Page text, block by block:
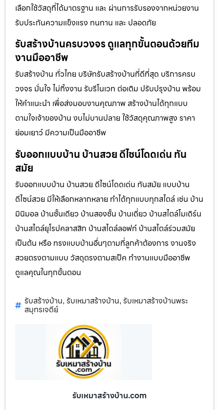
เลือกใช้วัสดุที่ได้มาตรฐาน และ ผ่านการรับรองจากหน่วยงาน
รับประกันความแข็งแรง ทนทาน และ ปลอดภัย
รับสร้างบ้านครบวงจร ดูแลทุกขั้นตอนด้วยทีม
งานมืออาชีพ
รับสร้างบ้าน ทั่วไทย บริษัทรับสร้างบ้านที่ดีที่สุด บริการครบ
วงจร มั่นใจ ไม่ทิ้งงาน รับรีโนเวท ต่อเติม ปรับปรุงบ้าน พร้อม
ให้คำแนะนำ เพื่อส่งมอบงานคุณภาพ สร้างบ้านได้ทุกแบบ
ตามใจเจ้าของบ้าน งบไม่บานปลาย ใช้วัสดุคุณภาพสูง ราคา
ย่อมเยาว์ มีความเป็นมืออาชีพ
รับออกแบบบ้าน บ้านสวย ดีไซน์โดดเด่น ทัน
สมัย
รับออกแบบบ้าน บ้านสวย ดีไซน์โดดเด่น ทันสมัย แบบบ้าน
ดีไซน์สวย มีให้เลือกหลากหลาย ทำได้ทุกแบบทุกสไตล์ เช่น บ้าน
มินิมอล บ้านชั้นเดียว บ้านสองชั้น บ้านเดี่ยว บ้านสไตล์โมเดิร์น
บ้านสไตล์ยุโรปคลาสสิก บ้านสไตล์ลอฟท์ บ้านสไตล์ร่วมสมัย
เป็นต้น หรือ ทรงแบบบ้านอื่นๆตามที่ลูกค้าต้องการ งานจริง
สวยตรงตามแบบ วัสดุตรงตามสเป็ค ทำงานแบบมืออาชีพ
ดูแลคุณในทุกขั้นตอน
รับสร้างบ้าน, รับเหมาสร้างบ้าน, รับเหมาสร้างบ้านพระ
สมุทรเจดีย์
รับเหมาสร้างบ้าน.com